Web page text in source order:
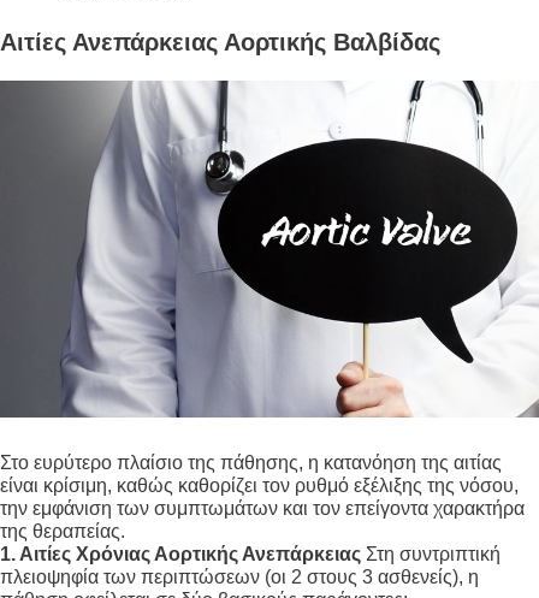
Αιτίες Ανεπάρκειας Αορτικής Βαλβίδας
Στο ευρύτερο πλαίσιο της πάθησης, η κατανόηση της αιτίας
είναι κρίσιμη, καθώς καθορίζει τον ρυθμό εξέλιξης της νόσου,
την εμφάνιση των συμπτωμάτων και τον επείγοντα χαρακτήρα
της θεραπείας.
1. Αιτίες Χρόνιας Αορτικής Ανεπάρκειας Στη συντριπτική
πλειοψηφία των περιπτώσεων (οι 2 στους 3 ασθενείς), η